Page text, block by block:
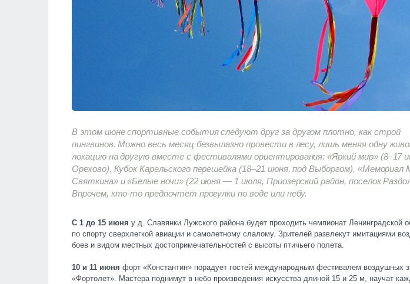
В этом июне спортивные события следуют друг за другом плотно, как строй
пингвинов. Можно весь месяц безвылазно провести в лесу, лишь меняя одну
локацию на другую вместе с фестивалями ориентирования: «Яркий мир» (8–17
Орехово), Кубок Карельского перешейка (18–21 июня, под Выборгом), «Мемориал
Святкина» и «Белые ночи» (22 июня — 1 июля, Приозерский район, поселок
Впрочем, кто-то предпочтет прогулки по воде или небу.
С 1 до 15 июня у д. Славянки Лужского района будет проходить чемпионат Ленинградской
по спорту сверхлегкой авиации и самолетному слалому. Зрителей развлекут имитациями
боев и видом местных достопримечательностей с высоты птичьего полета.
10 и 11 июня форт «Константин» порадует гостей международным фестивалем воздушных
«Фортолет». Мастера поднимут в небо произведения искусства длиной 15 и 25 м, научат